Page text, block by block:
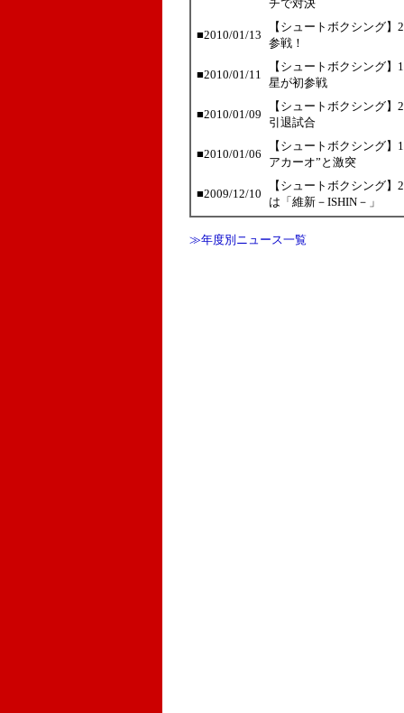
チで対決
■2010/01/13
【シュートボクシング
参戦！
■2010/01/11
【シュートボクシング
星が初参戦
■2010/01/09
【シュートボクシング
引退試合
■2010/01/06
【シュートボクシング
アカーオ”と激突
■2009/12/10
【シュートボクシング
は「維新－ISHIN－」
≫年度別ニュース一覧